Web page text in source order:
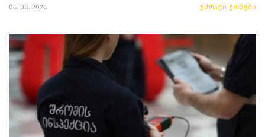
06. 08. 2026 უძრავი ქონება